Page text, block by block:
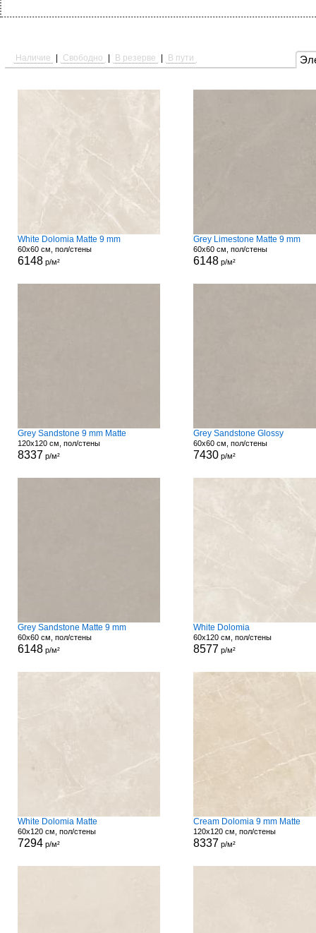
Наличие Свободно В резерве В пути
White Dolomia Matte 9 mm
60x60 см, пол/стены
6148 р/м²
Grey Limestone Matte 9 mm
60x60 см, пол/стены
6148 р/м²
Grey Sandstone 9 mm Matte
120x120 см, пол/стены
8337 р/м²
Grey Sandstone Glossy
60x60 см, пол/стены
7430 р/м²
Grey Sandstone Matte 9 mm
60x60 см, пол/стены
6148 р/м²
White Dolomia
60x120 см, пол/стены
8577 р/м²
White Dolomia Matte
60x120 см, пол/стены
7294 р/м²
Cream Dolomia 9 mm Matte
120x120 см, пол/стены
8337 р/м²